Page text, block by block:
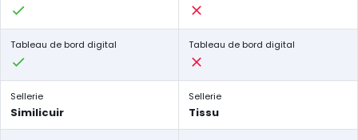
Tableau de bord digital Tableau de bord digital
Sellerie
Similicuir
Sellerie
Tissu